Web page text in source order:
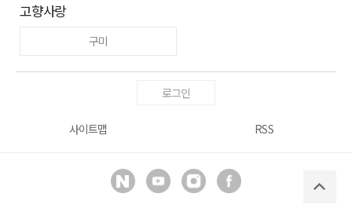
고향사랑
구미
로그인
사이트맵 RSS